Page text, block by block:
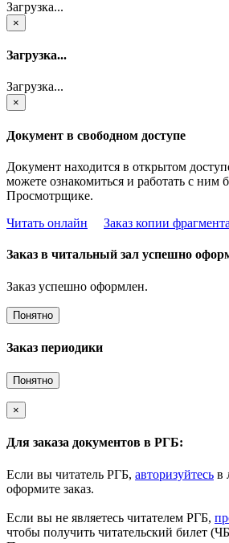
Загрузка...
×
Загрузка...
Загрузка...
×
Документ в свободном доступе
Документ находится в открытом
можете ознакомиться и работать с ним
Просмотрщике.
Читать онлайн
Заказ копии фрагмента
Заказ в читальный зал успешно
Заказ успешно оформлен.
Понятно
Заказ периодики
Понятно
×
Для заказа документов в РГБ:
Если вы читатель РГБ, авторизуйтесь в
оформите заказ.
Если вы не являетесь читателем РГБ,
чтобы получить читательский билет